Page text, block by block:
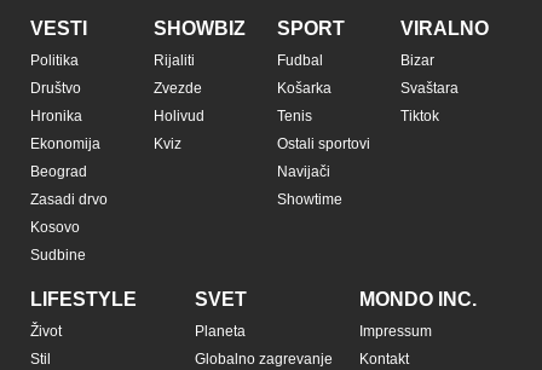
VESTI
Politika
Društvo
Hronika
Ekonomija
Beograd
Zasadi drvo
Kosovo
Sudbine
SHOWBIZ
Rijaliti
Zvezde
Holivud
Kviz
SPORT
Fudbal
Košarka
Tenis
Ostali sportovi
Navijači
Showtime
VIRALNO
Bizar
Svaštara
Tiktok
LIFESTYLE
Život
Stil
SVET
Planeta
Globalno zagrevanje
MONDO INC.
Impressum
Kontakt